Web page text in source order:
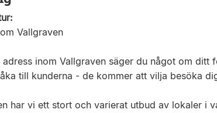
Vallgraven
adress inom Vallgraven säger du något om
till kunderna - de kommer att vilja besöka
har vi ett stort och varierat utbud av lokaler i